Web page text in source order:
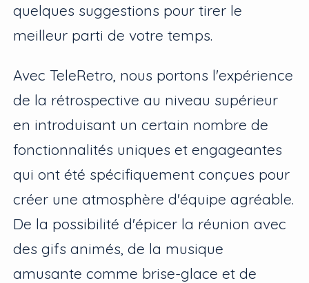
quelques suggestions pour tirer le
meilleur parti de votre temps.
Avec TeleRetro, nous portons l'expérience
de la rétrospective au niveau supérieur
en introduisant un certain nombre de
fonctionnalités uniques et engageantes
qui ont été spécifiquement conçues pour
créer une atmosphère d'équipe agréable.
De la possibilité d'épicer la réunion avec
des gifs animés, de la musique
amusante comme brise-glace et de